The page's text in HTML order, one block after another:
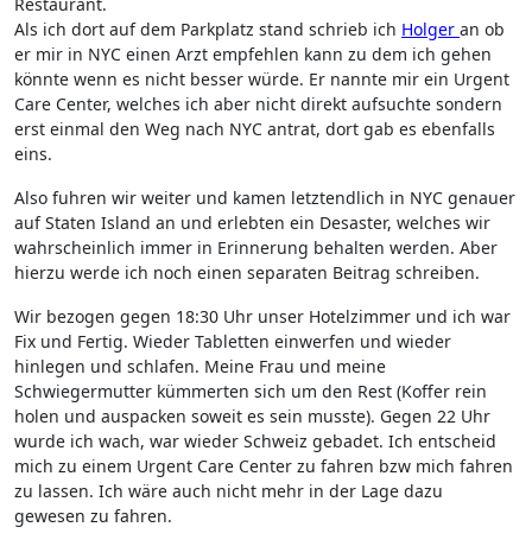
Als ich dort auf dem Parkplatz stand schrieb ich Holger an ob
er mir in NYC einen Arzt empfehlen kann zu dem ich gehen
könnte wenn es nicht besser würde. Er nannte mir ein Urgent
Care Center, welches ich aber nicht direkt aufsuchte sondern
erst einmal den Weg nach NYC antrat, dort gab es ebenfalls
eins.
Also fuhren wir weiter und kamen letztendlich in NYC genauer
auf Staten Island an und erlebten ein Desaster, welches wir
wahrscheinlich immer in Erinnerung behalten werden. Aber
hierzu werde ich noch einen separaten Beitrag schreiben.
Wir bezogen gegen 18:30 Uhr unser Hotelzimmer und ich war
Fix und Fertig. Wieder Tabletten einwerfen und wieder
hinlegen und schlafen. Meine Frau und meine
Schwiegermutter kümmerten sich um den Rest (Koffer rein
holen und auspacken soweit es sein musste). Gegen 22 Uhr
wurde ich wach, war wieder Schweiz gebadet. Ich entscheid
mich zu einem Urgent Care Center zu fahren bzw mich fahren
zu lassen. Ich wäre auch nicht mehr in der Lage dazu
gewesen zu fahren.